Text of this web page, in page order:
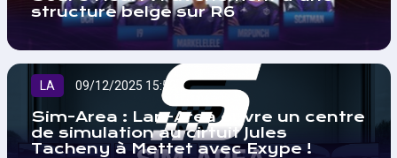
structure belge sur R6
LA 09/12/2025 15:52
Sim-Area : Lan-Area ouvre un centre
de simulation au cirtuit Jules
Tacheny à Mettet avec Exype !